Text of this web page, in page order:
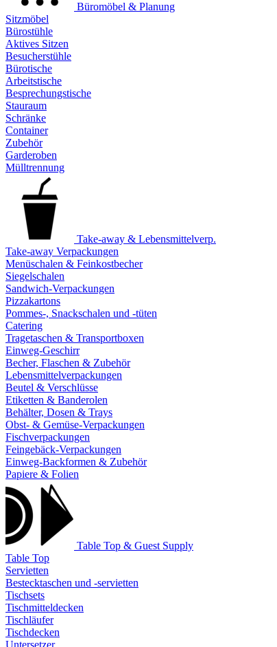
Büromöbel & Planung
Sitzmöbel
Bürostühle
Aktives Sitzen
Besucherstühle
Bürotische
Arbeitstische
Besprechungstische
Stauraum
Schränke
Container
Zubehör
Garderoben
Mülltrennung
Take-away & Lebensmittelverp.
Take-away Verpackungen
Menüschalen & Feinkostbecher
Siegelschalen
Sandwich-Verpackungen
Pizzakartons
Pommes-, Snackschalen und -tüten
Catering
Tragetaschen & Transportboxen
Einweg-Geschirr
Becher, Flaschen & Zubehör
Lebensmittelverpackungen
Beutel & Verschlüsse
Etiketten & Banderolen
Behälter, Dosen & Trays
Obst- & Gemüse-Verpackungen
Fischverpackungen
Feingebäck-Verpackungen
Einweg-Backformen & Zubehör
Papiere & Folien
Table Top & Guest Supply
Table Top
Servietten
Bestecktaschen und -servietten
Tischsets
Tischmitteldecken
Tischläufer
Tischdecken